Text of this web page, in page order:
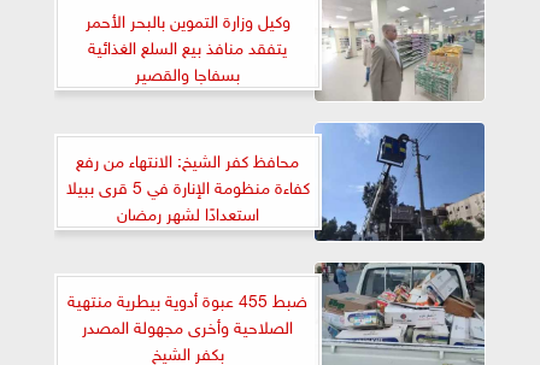
وكيل وزارة التموين بالبحر الأحمر
يتفقد منافذ بيع السلع الغذائية
بسفاجا والقصير
محافظ كفر الشيخ: الانتهاء من رفع
كفاءة منظومة الإنارة في 5 قرى ببيلا
استعدادًا لشهر رمضان
ضبط 455 عبوة أدوية بيطرية منتهية
الصلاحية وأخرى مجهولة المصدر
بكفر الشيخ